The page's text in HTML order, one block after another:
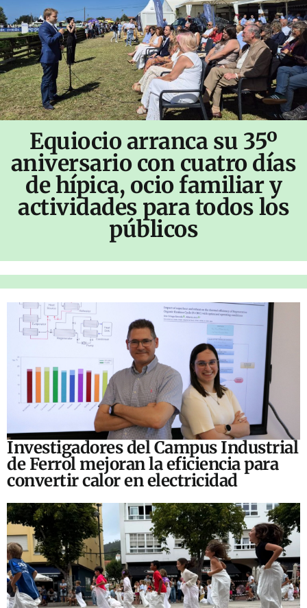
Equiocio arranca su 35º
aniversario con cuatro días
de hípica, ocio familiar y
actividades para todos los
públicos
Investigadores del Campus Industrial
de Ferrol mejoran la eficiencia para
convertir calor en electricidad